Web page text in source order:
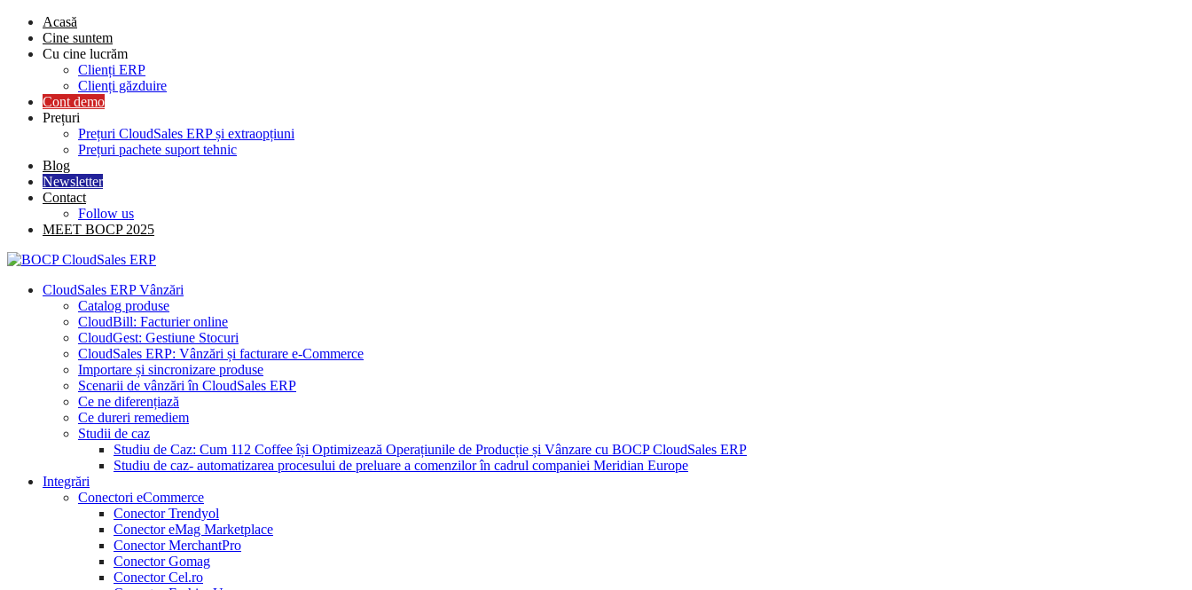
Skip
content
Acasă
Cine suntem
Cu cine lucrăm
Clienți ERP
Clienți găzduire
Cont demo
Prețuri
Prețuri CloudSales ERP și extraopțiuni
Prețuri pachete suport tehnic
Blog
Newsletter
Contact
Follow us
MEET BOCP 2025
CloudSales ERP Vânzări
Catalog produse
CloudBill: Facturier online
CloudGest: Gestiune Stocuri
CloudSales ERP: Vânzări și facturare e-Commerce
Importare și sincronizare produse
Scenarii de vânzări în CloudSales ERP
Ce ne diferențiază
Ce dureri remediem
Studii de caz
Studiu de Caz: Cum 112 Coffee își Optimizează Operațiunile de Producție și Vânzare cu BOCP CloudSales ERP
Studiu de caz- automatizarea procesului de preluare a comenzilor în cadrul companiei Meridian Europe
Integrări
Conectori eCommerce
Conector Trendyol
Conector eMag Marketplace
Conector MerchantPro
Conector Gomag
Conector Cel.ro